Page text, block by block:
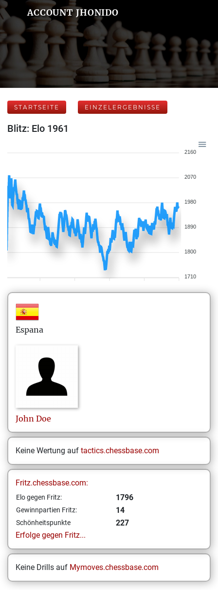
ACCOUNT JHONIDO
STARTSEITE EINZELERGEBNISSE
Blitz: Elo 1961
2160
2070
1980
1890
1800
1710
Espana
John Doe
Keine Wertung auf tactics.chessbase.com
Fritz.chessbase.com:
Elo gegen Fritz: 1796
Gewinnpartien Fritz: 14
Schönheitspunkte
227
Erfolge gegen Fritz...
Keine Drills auf Mymoves.chessbase.com